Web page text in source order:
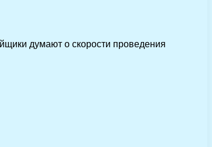
думают о скорости проведения